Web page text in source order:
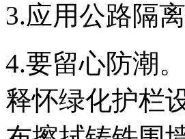
3.应用公路隔
4.要留心防潮
释怀绿化护栏